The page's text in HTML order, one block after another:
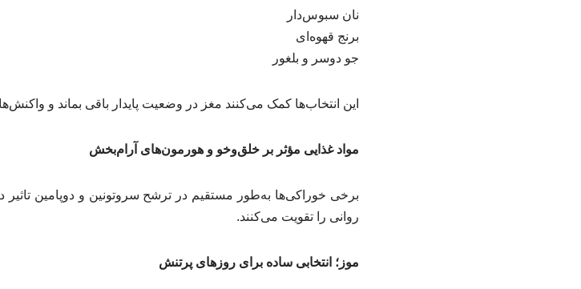
نان سبوس‌دار
برنج قهوه‌ای
جو دوسر و بلغور
این انتخاب‌ها کمک می‌کنند مغز در وضعیت پایدار باقی بماند و
مواد غذایی مؤثر بر خلق‌وخو و هورمون‌های آرام‌بخش
برخی خوراکی‌ها به‌طور مستقیم در ترشح سروتونین و دوپامین
روانی را تقویت می‌کنند.
موز؛ انتخابی ساده برای روزهای پرتنش